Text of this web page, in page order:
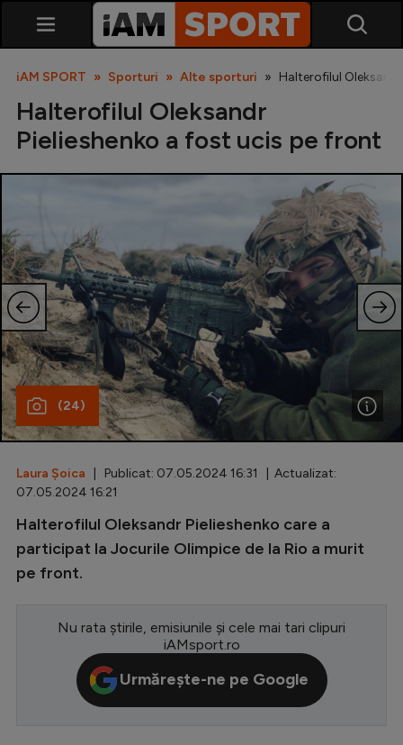
Liga 2
Cupa României
Echipa Națională
U21
Fotbal feminin
Special
Diverse
Inedit
Clasamente
Champions League
Europa League
Conference League
iAM SPORT Sporturi Alte sporturi Halterofilul
Halterofilul Oleksandr
Pielieshenko a fost ucis pe front
(24)
Laura Șoica | Publicat: 07.05.2024 16:31 | Actualizat:
07.05.2024 16:21
Halterofilul Oleksandr Pielieshenko care a
participat la Jocurile Olimpice de la Rio a murit
pe front.
Nu rata știrile, emisiunile și cele mai tari clipuri
iAMsport.ro
Urmărește-ne pe Google